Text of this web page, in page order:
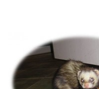
JAK NÁM POMOCI
NAPSALI O NÁS